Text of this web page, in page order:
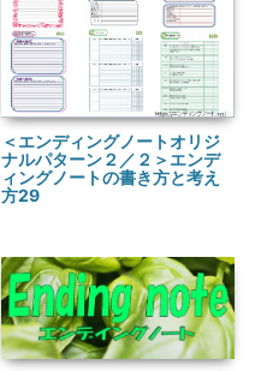
＜エンディングノートオリジ
ナルパターン２／２＞エンデ
ィングノートの書き方と考え
方29